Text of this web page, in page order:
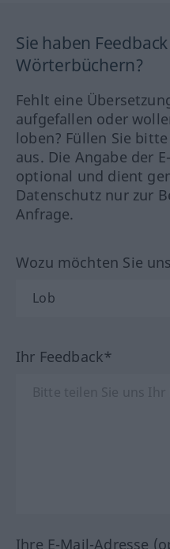
Sie haben
Wörterbüchern?
Fehlt eine
aufgefallen oder
loben? Füllen Sie
aus. Die Angabe der
optional und dient
Datenschutz nur zur
Anfrage.
Wozu möchten Sie
Ihr Feedback*
Ihre E-Mail-Adresse